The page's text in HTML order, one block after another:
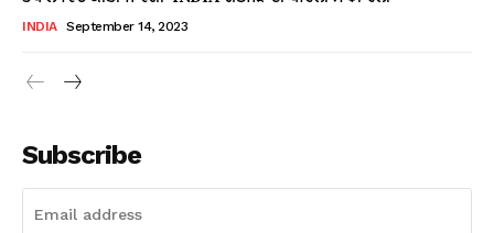
INDIA September 14, 2023
Subscribe